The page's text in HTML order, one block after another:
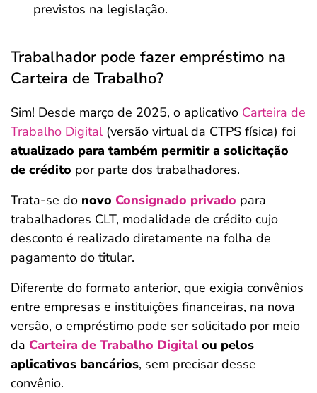
previstos na legislação.
Trabalhador pode fazer empréstimo na
Carteira de Trabalho?
Sim! Desde março de 2025, o aplicativo Carteira de
Trabalho Digital(versão virtual da CTPS física) foi
atualizado para também permitir a solicitação
de crédito por parte dos trabalhadores.
Trata-se do novo Consignado privado para
trabalhadores CLT, modalidade de crédito cujo
desconto é realizado diretamente na folha de
pagamento do titular.
Diferente do formato anterior, que exigia convênios
entre empresas e instituições financeiras, na nova
versão, o empréstimo pode ser solicitado por meio
da Carteira de Trabalho Digital ou pelos
aplicativos bancários, sem precisar desse
convênio.